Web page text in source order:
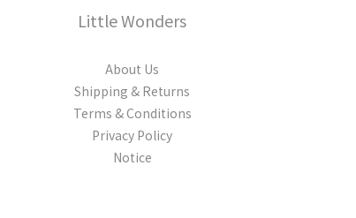
Little Wonders
About Us
Shipping & Returns
Terms & Conditions
Privacy Policy
Notice